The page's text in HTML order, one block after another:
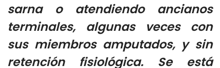
sarna o atendiendo ancianos
terminales, algunas veces con
sus miembros amputados, y sin
retención fisiológica. Se está